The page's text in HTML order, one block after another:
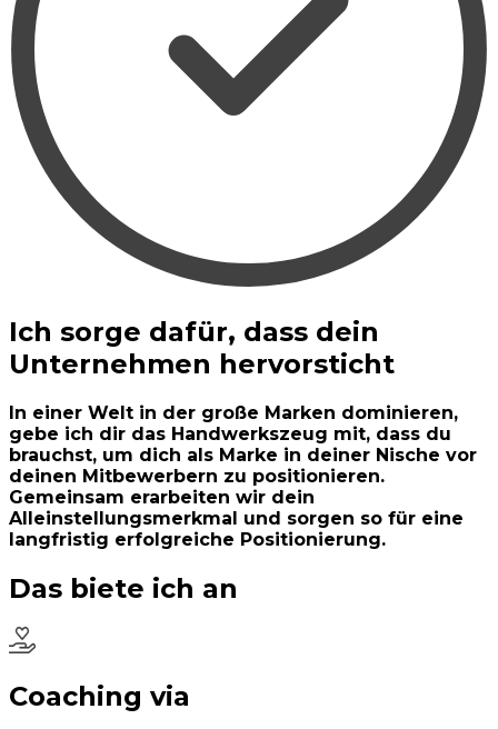
Ich sorge dafür, dass dein
Unternehmen hervorsticht
In einer Welt in der große Marken dominieren,
gebe ich dir das Handwerkszeug mit, dass du
brauchst, um dich als Marke in deiner Nische vor
deinen Mitbewerbern zu positionieren.
Gemeinsam erarbeiten wir dein
Alleinstellungsmerkmal und sorgen so für eine
langfristig erfolgreiche Positionierung.
Das biete ich an
Coaching via